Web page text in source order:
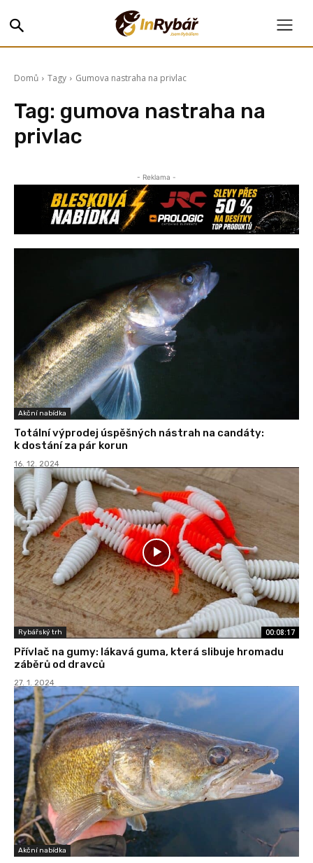
Domů Tagy Gumova nastraha na privlac
Tag: gumova nastraha na
privlac
- Reklama -
Akční nabídka
Totální výprodej úspěšných nástrah na candáty:
k dostání za pár korun
16. 12. 2024
Rybářský trh 00:08:17
Přívlač na gumy: lákavá guma, která slibuje hromadu
záběrů od dravců
27. 1. 2024
Akční nabídka